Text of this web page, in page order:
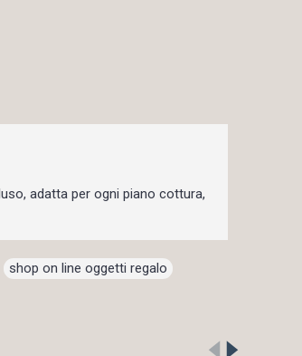
adatta per ogni piano cottura,
shop on line oggetti regalo